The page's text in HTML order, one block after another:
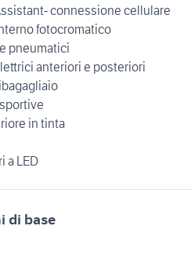
connessione cellulare
fotocromatico
pneumatici
anteriori e posteriori
in tinta
a LED
di base